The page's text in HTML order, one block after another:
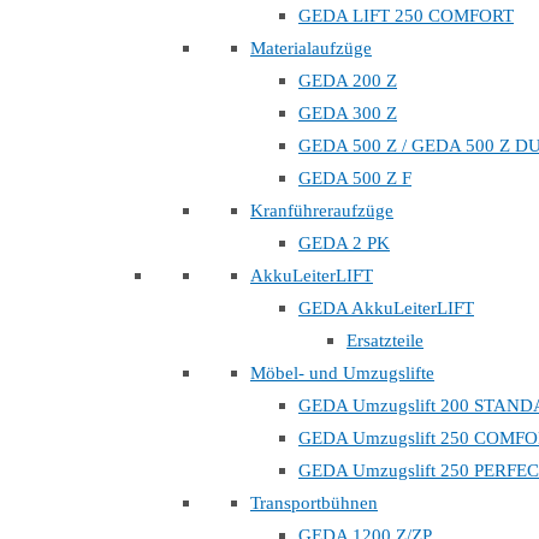
GEDA LIFT 250 COMFORT
Materialaufzüge
GEDA 200 Z
GEDA 300 Z
GEDA 500 Z / GEDA 500 Z
GEDA 500 Z F
Kranführeraufzüge
GEDA 2 PK
AkkuLeiterLIFT
GEDA AkkuLeiterLIFT
Ersatzteile
Möbel- und Umzugslifte
GEDA Umzugslift 200
GEDA Umzugslift 250
GEDA Umzugslift 250
Transportbühnen